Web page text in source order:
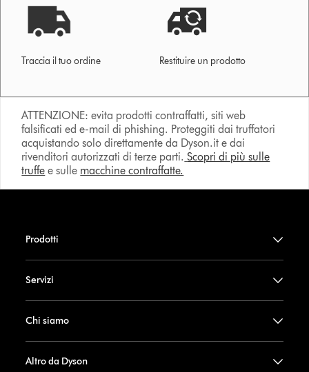
Traccia il tuo ordine Restituire un prodotto
ATTENZIONE: evita prodotti contraffatti, siti web
falsificati ed e-mail di phishing. Proteggiti dai truffatori
acquistando solo direttamente da Dyson.it e dai
rivenditori autorizzati di terze parti. Scopri di più sulle
truffe e sulle macchine contraffatte.
Prodotti
Servizi
Chi siamo
Altro da Dyson